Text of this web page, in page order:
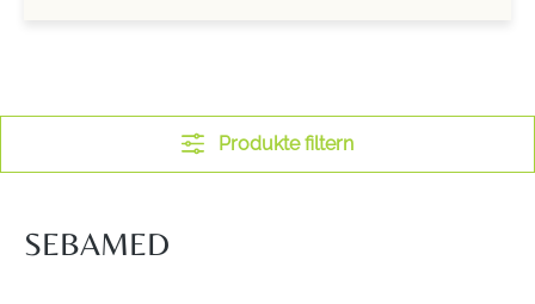
Produkte filtern
SEBAMED